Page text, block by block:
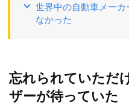
世界中の自動車メー
なかった
忘れられていただ
ザーが待っていた